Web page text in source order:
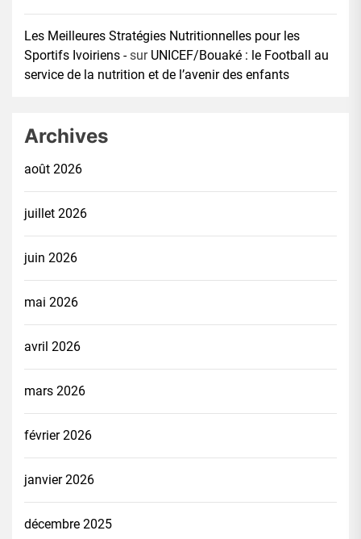
Les Meilleures Stratégies Nutritionnelles pour les
Sportifs Ivoiriens -sur UNICEF/Bouaké : le Football au
service de la nutrition et de l’avenir des enfants
Archives
août 2026
juillet 2026
juin 2026
mai 2026
avril 2026
mars 2026
février 2026
janvier 2026
décembre 2025